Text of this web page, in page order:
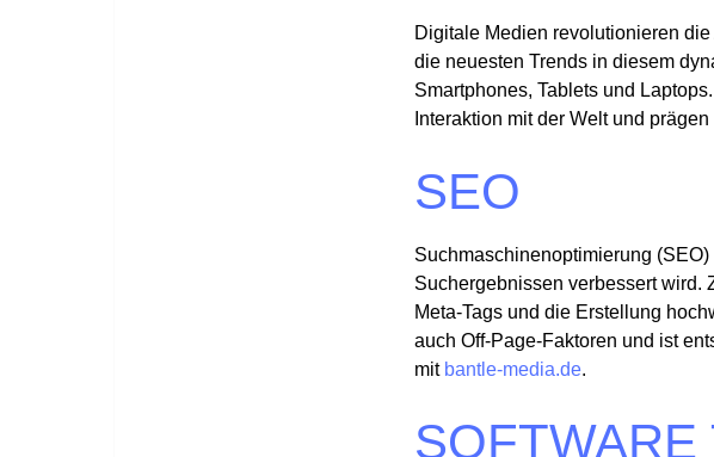
Digitale Medien revolutionieren
die neuesten Trends in diesem
Smartphones, Tablets und
Interaktion mit der Welt und
SEO
Suchmaschinenoptimierung
Suchergebnissen verbessert wird.
Meta-Tags und die Erstellung
auch Off-Page-Faktoren und ist
mit bantle-media.de.